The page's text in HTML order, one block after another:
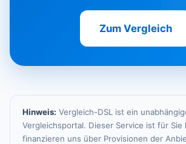
Zum Vergleich
Hinweis: Vergleich-DSL ist ein
Vergleichsportal. Dieser Service ist für Sie
finanzieren uns über Provisionen der